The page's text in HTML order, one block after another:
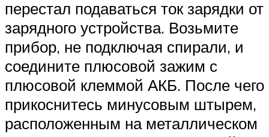
перестал подаваться ток зарядки от
зарядного устройства. Возьмите
прибор, не подключая спирали, и
соедините плюсовой зажим с
плюсовой клеммой АКБ. После чего
прикоснитесь минусовым штырем,
расположенным на металлическом